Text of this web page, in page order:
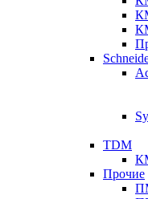
TDM
Прочие